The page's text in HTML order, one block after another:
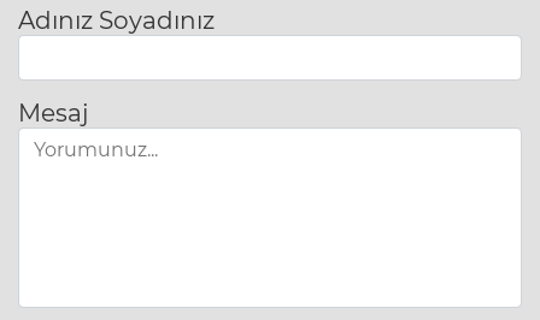
Adınız Soyadınız
Mesaj